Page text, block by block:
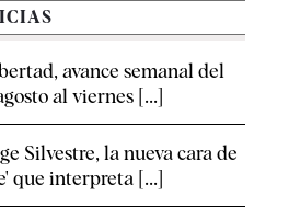
avance semanal del
al viernes [...]
Silvestre, la nueva cara de
que interpreta [...]